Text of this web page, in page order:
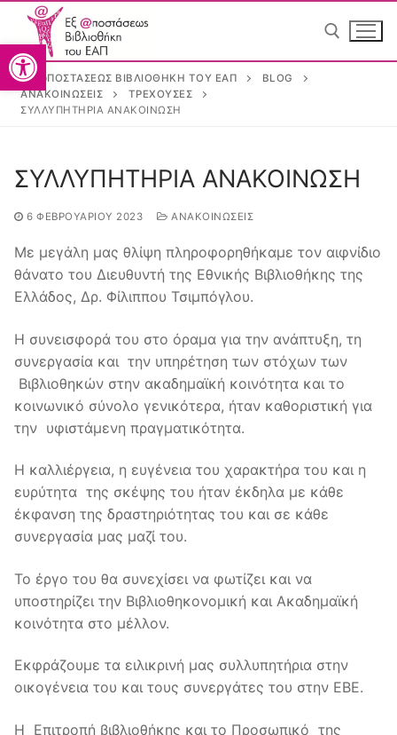
Ανοίξτε τη γραμμή
Η Βιβλιοθήκη
Επιτροπή Βιβλιοθήκης
Προσωπικό
Κανονισμός
Συνεργασίες
Υπηρεσίες
Βιβλίων
Διπλωματικών εργασιών
Διαδανεισμός
Άρθρων
Υπηρεσίες ΑμΕΑ
Κύριος κατάλογος
Apothesis.eap.gr
Κέντρο Ευρωπαϊκής Τεκμηρίωσης (Κ.Ε.Τ.)
Βάσεις Δεδομένων
Ηλεκτρονικά Βιβλία
Θεματικές Πύλες
Heal-Link
Ψηφιακή εργαλειοθήκη έργου PRESS
Εκπαίδευση Χρηστών
Ανοικτή Πρόσβαση
Ανακοινώσεις
Επικοινωνία
Ωράριο Λειτουργίας
ΕΞ @ΠΟΣΤΆΣΕΩΣ ΒΙΒΛΙΟΘΉΚΗ ΤΟΥ ΕΑΠ
BLOG
ΑΝΑΚΟΙΝΏΣΕΙΣ
ΤΡΈΧΟΥΣΕΣ
ΣΥΛΛΥΠΗΤΗΡΙΑ ΑΝΑΚΟΙΝΩΣΗ
ΣΥΛΛΥΠΗΤΗΡΙΑ ΑΝΑΚΟΙΝΩΣΗ
6 ΦΕΒΡΟΥΑΡΊΟΥ 2023 ΑΝΑΚΟΙΝΏΣΕΙΣ
Με μεγάλη μας θλίψη πληροφορηθήκαμε τον αιφνίδιο
θάνατο του Διευθυντή της Εθνικής Βιβλιοθήκης της
Ελλάδος, Δρ. Φίλιππου Τσιμπόγλου.
Η συνεισφορά του στο όραμα για την ανάπτυξη, τη
συνεργασία και την υπηρέτηση των στόχων των
Βιβλιοθηκών στην ακαδημαϊκή κοινότητα και το
κοινωνικό σύνολο γενικότερα, ήταν καθοριστική για
την υφιστάμενη πραγματικότητα.
Η καλλιέργεια, η ευγένεια του χαρακτήρα του και η
ευρύτητα της σκέψης του ήταν έκδηλα με κάθε
έκφανση της δραστηριότητας του και σε κάθε
συνεργασία μας μαζί του.
Το έργο του θα συνεχίσει να φωτίζει και να
υποστηρίζει την Βιβλιοθηκονομική και Ακαδημαϊκή
κοινότητα στο μέλλον.
Εκφράζουμε τα ειλικρινή μας συλλυπητήρια στην
οικογένεια του και τους συνεργάτες του στην ΕΒΕ.
Η Επιτροπή βιβλιοθήκης και το Προσωπικό της